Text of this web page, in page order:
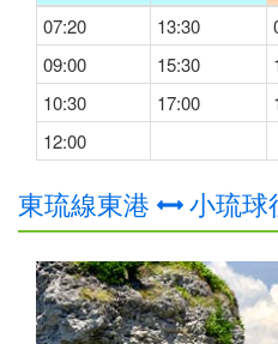
07:20 13:30
09:00
15:30
10:30
17:00
12:00
東琉線東港 小琉球